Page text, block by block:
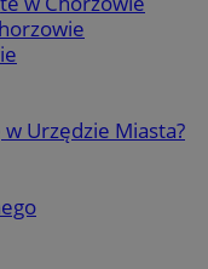
w Urzędzie Miasta?